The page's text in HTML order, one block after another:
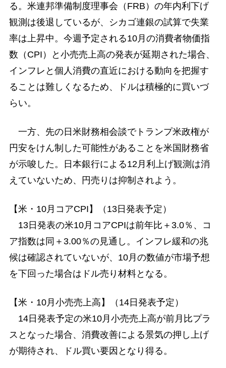
る。米連邦準備制度理事会（FRB）の年内利下げ
観測は後退しているが、シカゴ連銀の試算で失業
率は上昇中。今週予定される10月の消費者物価指
数（CPI）と小売売上高の発表が延期された場合、
インフレと個人消費の直近における動向を把握す
ることは難しくなるため、ドルは積極的に買いづ
らい。
一方、先の日米財務相会談でトランプ米政権が
円安をけん制した可能性があることを米国財務省
が示唆した。日本銀行による12月利上げ観測は消
えていないため、円売りは抑制されよう。
【米・10月コアCPI】（13日発表予定）
13日発表の米10月コアCPIは前年比＋3.0％、コ
ア指数は同＋3.00％の見通し。インフレ緩和の兆
候は確認されていないが、10月の数値が市場予想
を下回った場合はドル売り材料となる。
【米・10月小売売上高】（14日発表予定）
14日発表予定の米10月小売売上高が前月比プラ
スとなった場合、消費改善による景気の押し上げ
が期待され、ドル買い要因となり得る。